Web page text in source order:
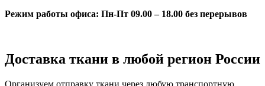
Режим работы офиса: Пн-Пт 09.00 – 18.00 без перерывов
Доставка ткани в любой регион России
Организуем отправку ткани через любую транспортную